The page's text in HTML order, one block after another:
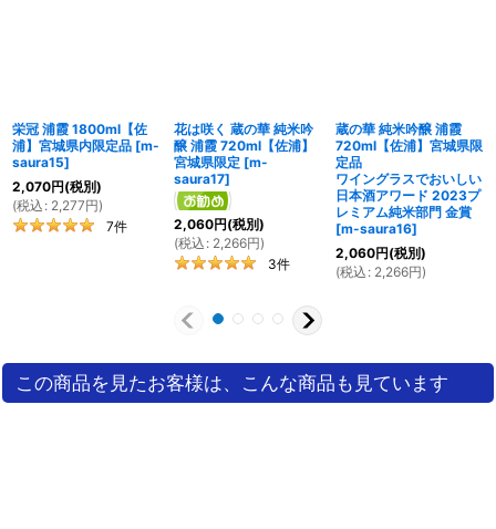
栄冠 浦霞 1800ml【佐
浦】宮城県内限定品 [m-
saura15]
2,070円(税別)
(税込 : 2,277円)
7件
花は咲く 蔵の華 純米吟
醸 浦霞 720ml【佐浦】
宮城県限定 [m-
saura17]
2,060円(税別)
(税込 : 2,266円)
3件
蔵の華 純米吟醸 浦霞
720ml【佐浦】宮城県限
定品
ワイングラスでおいしい
日本酒アワード 2023プ
レミアム純米部門 金賞
[m-saura16]
2,060円(税別)
(税込 : 2,266円)
この商品を見たお客様は、こんな商品も見ています